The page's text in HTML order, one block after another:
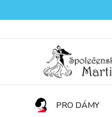
PRO DÁMY